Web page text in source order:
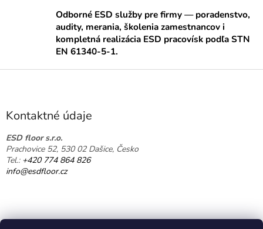
l
á
d
a
i
v
Odborné ESD služby pre firmy — poradenstvo,
audity, merania, školenia zamestnancov i
kompletná realizácia ESD pracovísk podľa STN
EN 61340-5-1.
Z
Kontaktné údaje
ESD floor s.r.o.
Prachovice 52, 530 02 Dašice, Česko
Tel.: +420 774 864 826
info@esdfloor.cz